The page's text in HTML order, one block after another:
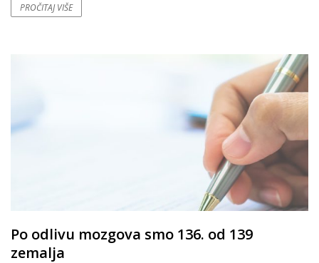
PROČITAJ VIŠE
Po odlivu mozgova smo 136. od 139
zemalja